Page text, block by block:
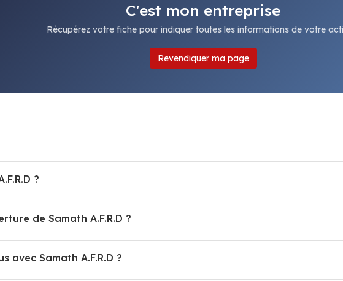
C'est mon entreprise
Récupérez votre fiche pour indiquer toutes les informations de votre
Revendiquer ma page
?
de Samath A.F.R.D ?
avec Samath A.F.R.D ?